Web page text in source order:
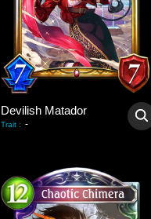
Devilish Matador
Trait : -